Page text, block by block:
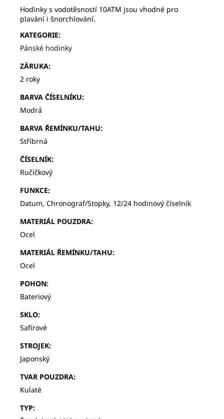
Hodinky s vodotěsností 10ATM jsou vhodné pro
plavání i šnorchlování.
KATEGORIE:
Pánské hodinky
ZÁRUKA:
2 roky
BARVA ČÍSELNÍKU:
Modrá
BARVA ŘEMÍNKU/TAHU:
Stříbrná
ČÍSELNÍK:
Ručičkový
FUNKCE:
Datum, Chronograf/Stopky, 12/24 hodinový číselník
MATERIÁL POUZDRA:
Ocel
MATERIÁL ŘEMÍNKU/TAHU:
Ocel
POHON:
Bateriový
SKLO:
Safírové
STROJEK:
Japonský
TVAR POUZDRA:
Kulaté
TYP: